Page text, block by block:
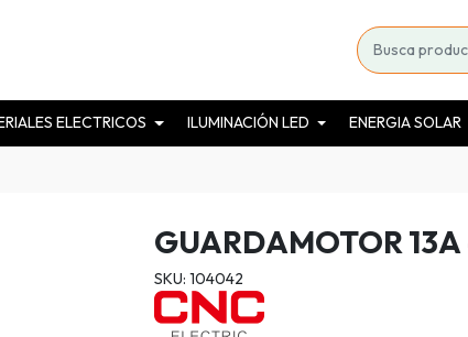
ELECTRICOS ILUMINACIÓN LED ENERGIA SOLAR
GUARDAMOTOR 13A
SKU: 104042